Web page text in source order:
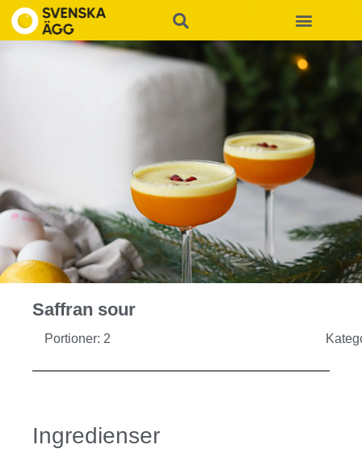
Saffran sour
Portioner: 2
Ingredienser